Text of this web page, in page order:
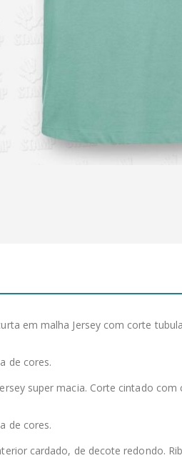
em malha Jersey com corte
de cores.
super macia. Corte cintado
de cores.
cardado, de decote redondo.